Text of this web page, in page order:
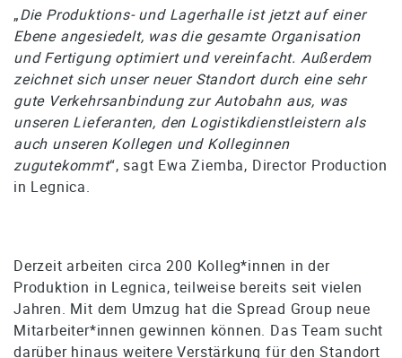
„Die Produktions- und Lagerhalle ist jetzt auf einer
Ebene angesiedelt, was die gesamte Organisation
und Fertigung optimiert und vereinfacht. Außerdem
zeichnet sich unser neuer Standort durch eine sehr
gute Verkehrsanbindung zur Autobahn aus, was
unseren Lieferanten, den Logistikdienstleistern als
auch unseren Kollegen und Kolleginnen
zugutekommt“, sagt Ewa Ziemba, Director Production
in Legnica.
Derzeit arbeiten circa 200 Kolleg*innen in der
Produktion in Legnica, teilweise bereits seit vielen
Jahren. Mit dem Umzug hat die Spread Group neue
Mitarbeiter*innen gewinnen können. Das Team sucht
darüber hinaus weitere Verstärkung für den Standort